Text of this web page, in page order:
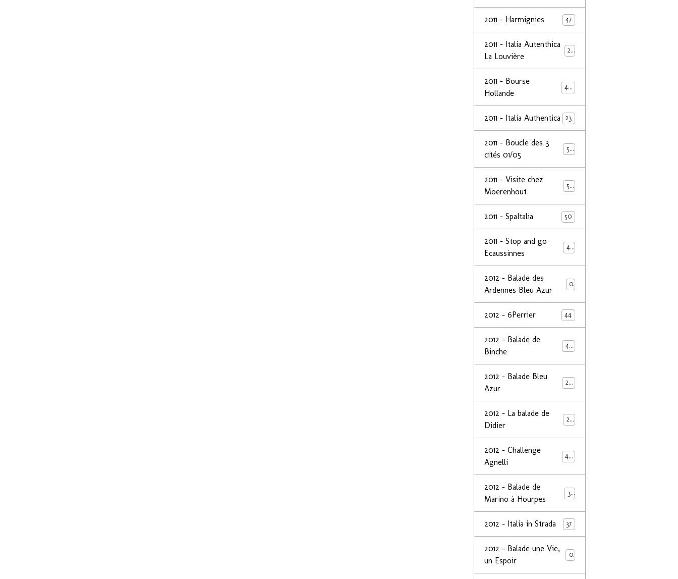
2011 - Harmignies 47
2011 - Italia Autenthica
La Louvière
23
2011 - Bourse
Hollande
40
2011 - Italia Authentica 23
2011 - Boucle des 3
cités 01/05
50
2011 - Visite chez
Moerenhout
50
2011 - SpaItalia 50
2011 - Stop and go
Ecaussinnes
44
2012 - Balade des
Ardennes Bleu Azur
0
2012 - 6Perrier 44
2012 - Balade de
Binche
48
2012 - Balade Bleu
Azur
26
2012 - La balade de
Didier
25
2012 - Challenge
Agnelli
44
2012 - Balade de
Marino à Hourpes
39
2012 - Italia in Strada 37
2012 - Balade une Vie,
un Espoir
0